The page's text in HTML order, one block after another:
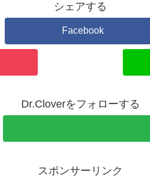
シェアする
Facebook
Dr.Cloverをフォローする
スポンサーリンク